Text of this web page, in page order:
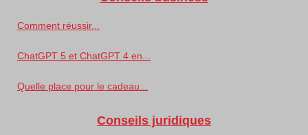
Comment réussir...
ChatGPT 5 et ChatGPT 4 en...
Quelle place pour le cadeau...
Conseils juridiques